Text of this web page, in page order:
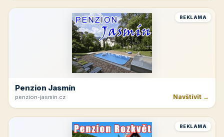
REKLAMA
Penzion Jasmín
penzion-jasmin.cz Navštívit →
REKLAMA